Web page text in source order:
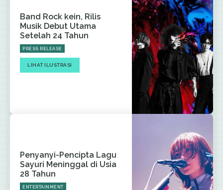
Band Rock kein, Rilis
Musik Debut Utama
Setelah 24 Tahun
PRESS RELEASE
LIHAT ILUSTRASI
Penyanyi-Pencipta Lagu
Sayuri Meninggal di Usia
28 Tahun
ENTERTAINMENT